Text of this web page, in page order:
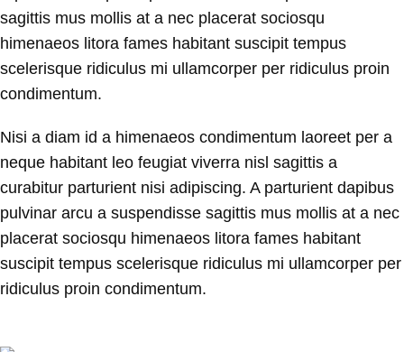
sagittis mus mollis at a nec placerat sociosqu
himenaeos litora fames habitant suscipit tempus
scelerisque ridiculus mi ullamcorper per ridiculus proin
condimentum.
Nisi a diam id a himenaeos condimentum laoreet per a
neque habitant leo feugiat viverra nisl sagittis a
curabitur parturient nisi adipiscing. A parturient dapibus
pulvinar arcu a suspendisse sagittis mus mollis at a nec
placerat sociosqu himenaeos litora fames habitant
suscipit tempus scelerisque ridiculus mi ullamcorper per
ridiculus proin condimentum.